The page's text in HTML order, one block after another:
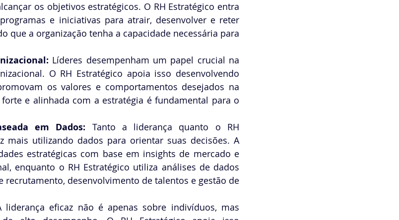
os objetivos estratégicos. O RH Estratégico entra
e iniciativas para atrair, desenvolver e reter
que a organização tenha a capacidade necessária para
Líderes desempenham um papel crucial na
O RH Estratégico apoia isso desenvolvendo
os valores e comportamentos desejados na
e alinhada com a estratégia é fundamental para o
em Dados: Tanto a liderança quanto o RH
mais utilizando dados para orientar suas decisões. A
estratégicas com base em insights de mercado e
enquanto o RH Estratégico utiliza análises de dados
recrutamento, desenvolvimento de talentos e gestão de
liderança eficaz não é apenas sobre indivíduos, mas